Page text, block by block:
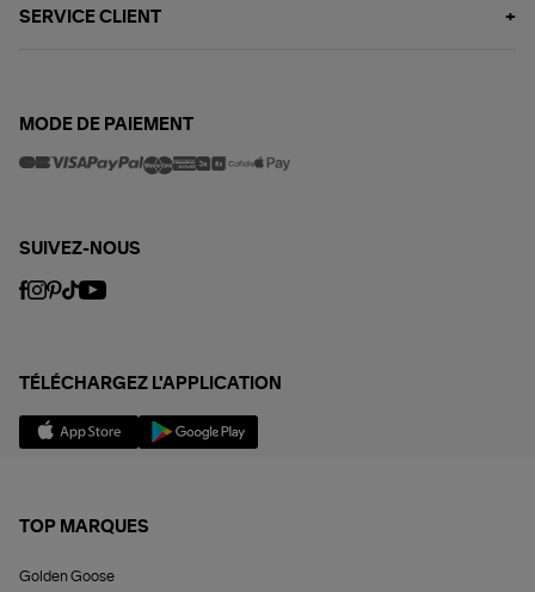
SERVICE CLIENT
MODE DE PAIEMENT
SUIVEZ-NOUS
TÉLÉCHARGEZ L'APPLICATION
TOP MARQUES
Golden Goose